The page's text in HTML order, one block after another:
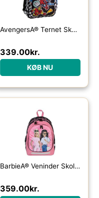
AvengersÂ® Ternet Skoletaske
339.00kr.
KØB NU
BarbieÂ® Veninder Skoletaske Pink
359.00kr.